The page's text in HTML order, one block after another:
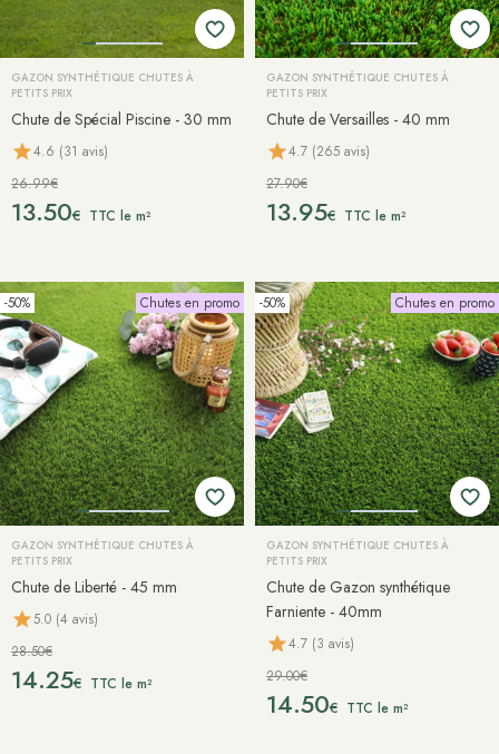
GAZON SYNTHÉTIQUE CHUTES À
PETITS PRIX
Chute de Spécial Piscine - 30 mm
4.6 (31 avis)
26.99€
13.50€ TTC le m²
GAZON SYNTHÉTIQUE CHUTES À
PETITS PRIX
Chute de Versailles - 40 mm
4.7 (265 avis)
27.90€
13.95€ TTC le m²
-50% Chutes en promo
GAZON SYNTHÉTIQUE CHUTES À
PETITS PRIX
Chute de Liberté - 45 mm
5.0 (4 avis)
28.50€
14.25€ TTC le m²
-50% Chutes en promo
GAZON SYNTHÉTIQUE CHUTES À
PETITS PRIX
Chute de Gazon synthétique
Farniente - 40mm
4.7 (3 avis)
29.00€
14.50€ TTC le m²